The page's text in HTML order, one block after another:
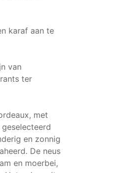
karaf aan te
van
ter
met
en zonnig
De neus
en moerbei,